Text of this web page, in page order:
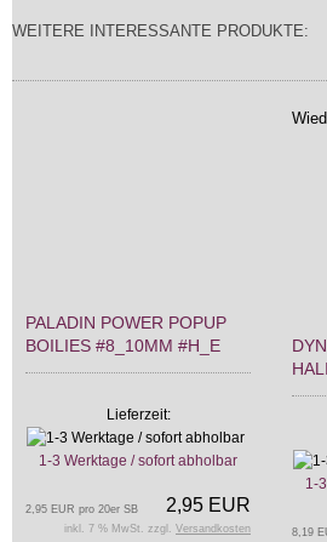
WEITERE INTERESSANTE PRODUKTE:
PALADIN POWER POPUP
BOILIES #8_10MM #H_E
Lieferzeit:
1-3 Werktage / sofort abholbar
2,95 EUR
2,95 EUR pro 20er SB
inkl. 7 % MwSt. zzgl. Versandkosten
1-
8,19